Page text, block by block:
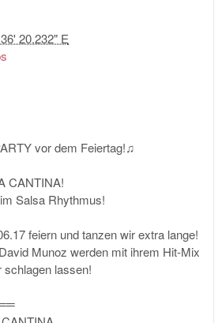
20.232" E
vor dem Feiertag!♫
CANTINA!
Salsa Rhythmus!
feiern und tanzen wir extra lange!
Munoz werden mit ihrem Hit-Mix
schlagen lassen!